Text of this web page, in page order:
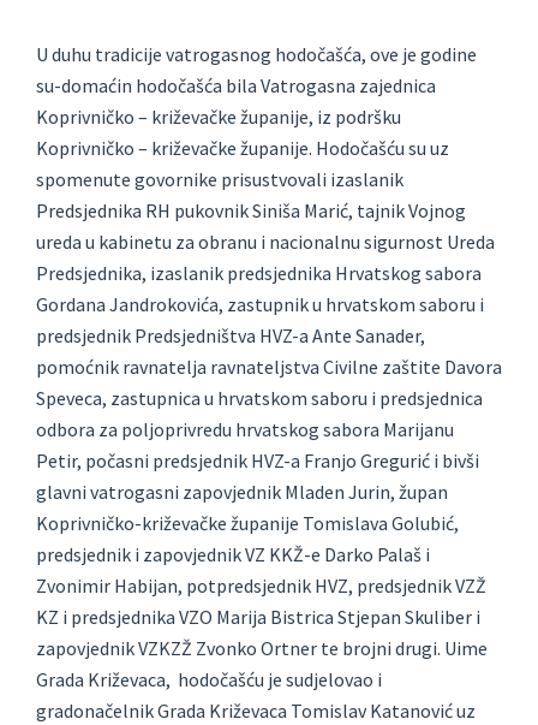
U duhu tradicije vatrogasnog hodočašća, ove je godine
su-domaćin hodočašća bila Vatrogasna zajednica
Koprivničko – križevačke županije, iz podršku
Koprivničko – križevačke županije. Hodočašću su uz
spomenute govornike prisustvovali izaslanik
Predsjednika RH pukovnik Siniša Marić, tajnik Vojnog
ureda u kabinetu za obranu i nacionalnu sigurnost Ureda
Predsjednika, izaslanik predsjednika Hrvatskog sabora
Gordana Jandrokovića, zastupnik u hrvatskom saboru i
predsjednik Predsjedništva HVZ-a Ante Sanader,
pomoćnik ravnatelja ravnateljstva Civilne zaštite Davora
Speveca, zastupnica u hrvatskom saboru i predsjednica
odbora za poljoprivredu hrvatskog sabora Marijanu
Petir, počasni predsjednik HVZ-a Franjo Gregurić i bivši
glavni vatrogasni zapovjednik Mladen Jurin, župan
Koprivničko-križevačke županije Tomislava Golubić,
predsjednik i zapovjednik VZ KKŽ-e Darko Palaš i
Zvonimir Habijan, potpredsjednik HVZ, predsjednik VZŽ
KZ i predsjednika VZO Marija Bistrica Stjepan Skuliber i
zapovjednik VZKZŽ Zvonko Ortner te brojni drugi. Uime
Grada Križevaca, hodočašću je sudjelovao i
gradonačelnik Grada Križevaca Tomislav Katanović uz